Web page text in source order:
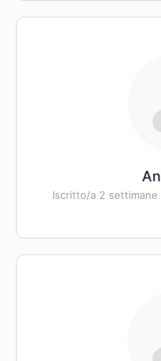
Iscritto/a 2 settimane